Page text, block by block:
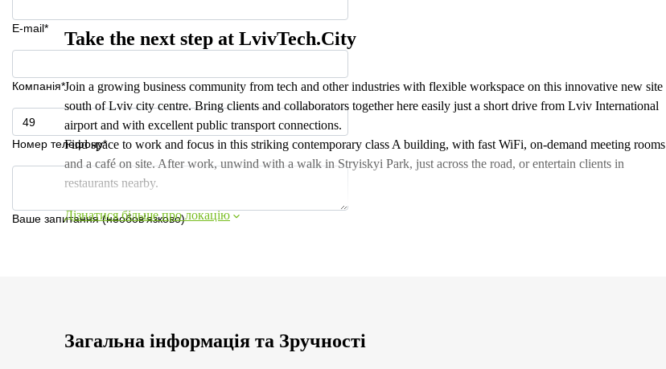
E-mail*
Компанія*
Номер телефону*
Ваше запитання (необов'язково)
Take the next step at LvivTech.City
Join a growing business community from tech and other industries with flexible workspace on this innovative new site
south of Lviv city centre. Bring clients and collaborators together here easily just a short drive from Lviv International
airport and with excellent public transport connections.
Find space to work and focus in this striking contemporary class A building, with fast WiFi, on-demand meeting rooms
and a café on site. After work, unwind with a walk in Stryiskyi Park, just across the road, or entertain clients in
restaurants nearby.
Дізнатися більше про локацію
Загальна інформація та Зручності